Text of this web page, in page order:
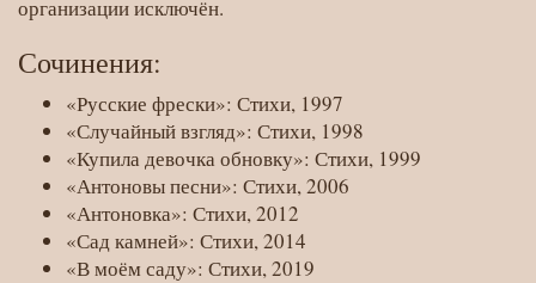
организации исключён.
Сочинения:
«Русские фрески»: Стихи, 1997
«Случайный взгляд»: Стихи, 1998
«Купила девочка обновку»: Стихи, 1999
«Антоновы песни»: Стихи, 2006
«Антоновка»: Стихи, 2012
«Сад камней»: Стихи, 2014
«В моём саду»: Стихи, 2019